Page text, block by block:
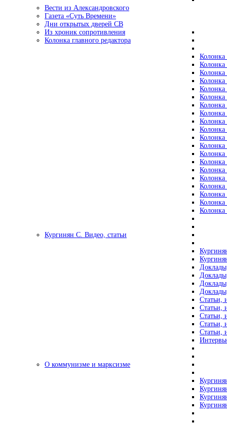
Вести из Александровского
Газета «Суть Времени»
Дни открытых дверей СВ
Из хроник сопротивления
Колонка главного редактора
Колонка
Колонка
Колонка
Колонка
Колонка
Колонка
Колонка
Колонка
Колонка
Колонка
Колонка
Колонка
Колонка
Колонка
Колонка
Колонка
Колонка
Колонка
Колонка
Колонка
Кургинян С. Видео, статьи
Статьи,
Статьи,
Статьи,
Статьи,
Статьи,
О коммунизме и марксизме